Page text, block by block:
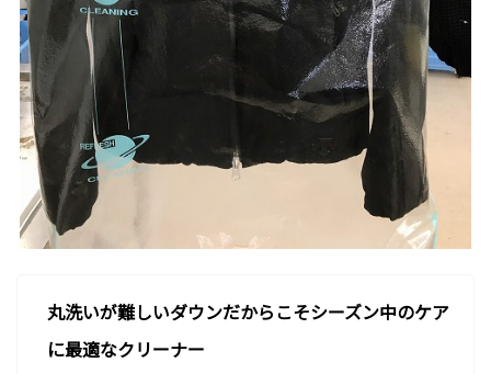
丸洗いが難しいダウンだからこそシーズン中のケア
に最適なクリーナー